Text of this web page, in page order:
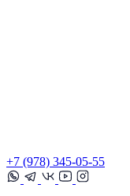
+7 (978) 345-05-55